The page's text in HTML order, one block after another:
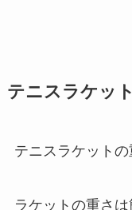
テニスラケッ
テニスラケットの
ラケットの重さ